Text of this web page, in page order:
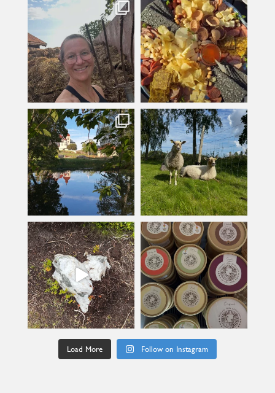
kullanslycka
kullanslycka
Jul 29
kullanslycka
Jul 16
kullanslycka
Jul 12
kullanslycka
Jul 9
kullanslycka
Jun 24
Load More Follow on Instagram